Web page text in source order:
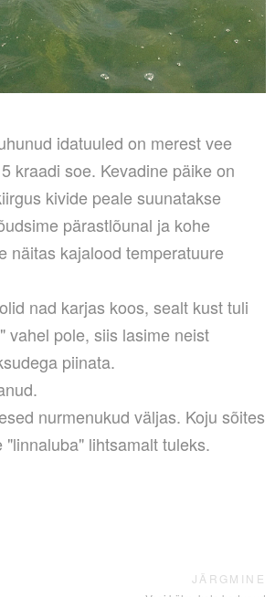
idatuuled on merest vee
kraadi soe. Kevadine päike on
kivide peale suunatakse
pärastlõunal ja kohe
näitas kajalood temperatuure
nad karjas koos, sealt kust tuli
vahel pole, siis lasime neist
piinata.
nurmenukud väljas. Koju sõites
lihtsamalt tuleks.
JÄRGMINE